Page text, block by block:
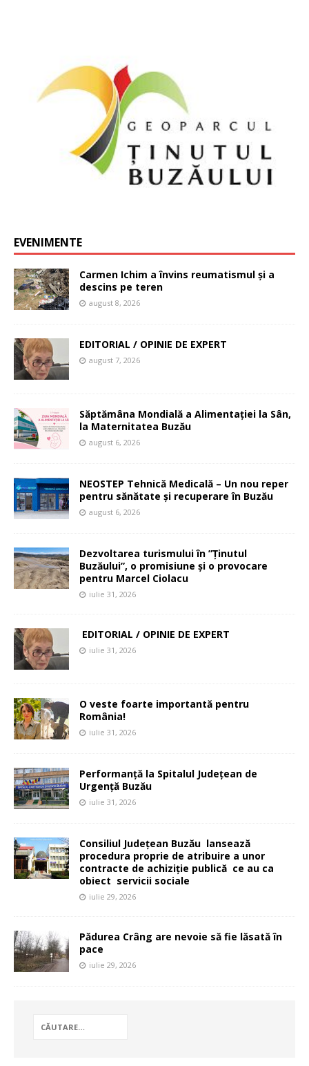
EVENIMENTE
Carmen Ichim a învins reumatismul și a
descins pe teren
august 8, 2026
EDITORIAL / OPINIE DE EXPERT
august 7, 2026
Săptămâna Mondială a Alimentației la Sân,
la Maternitatea Buzău
august 6, 2026
NEOSTEP Tehnică Medicală – Un nou reper
pentru sănătate și recuperare în Buzău
august 6, 2026
Dezvoltarea turismului în ”Ținutul
Buzăului”, o promisiune și o provocare
pentru Marcel Ciolacu
iulie 31, 2026
EDITORIAL / OPINIE DE EXPERT
iulie 31, 2026
O veste foarte importantă pentru
România!
iulie 31, 2026
Performanță la Spitalul Județean de
Urgență Buzău
iulie 31, 2026
Consiliul Județean Buzău lansează
procedura proprie de atribuire a unor
contracte de achiziție publică ce au ca
obiect servicii sociale
iulie 29, 2026
Pădurea Crâng are nevoie să fie lăsată în
pace
iulie 29, 2026